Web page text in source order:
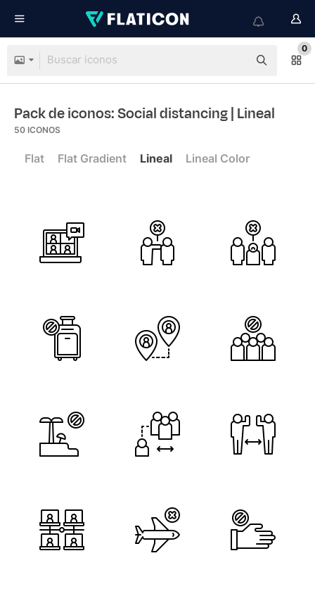
0
Pack de iconos: Social distancing| Lineal
50 ICONOS
Flat Flat Gradient Lineal Lineal Color